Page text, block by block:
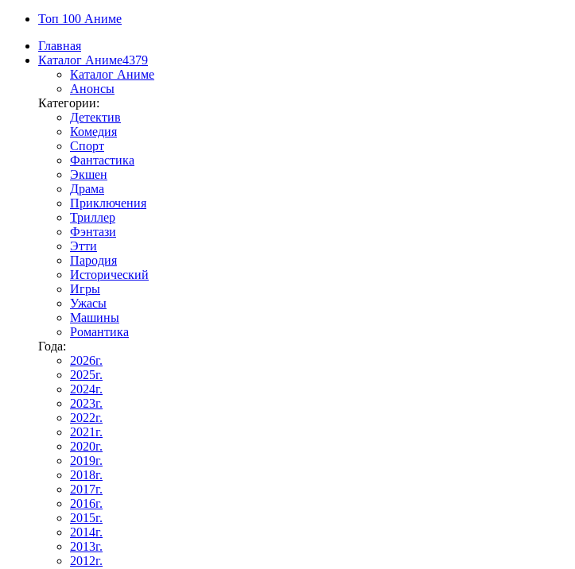
Топ 100 Аниме
Главная
Каталог Аниме4379
Каталог Аниме
Анонсы
Категории:
Детектив
Комедия
Спорт
Фантастика
Экшен
Драма
Приключения
Триллер
Фэнтази
Этти
Пародия
Исторический
Игры
Ужасы
Машины
Романтика
Года:
2026г.
2025г.
2024г.
2023г.
2022г.
2021г.
2020г.
2019г.
2018г.
2017г.
2016г.
2015г.
2014г.
2013г.
2012г.